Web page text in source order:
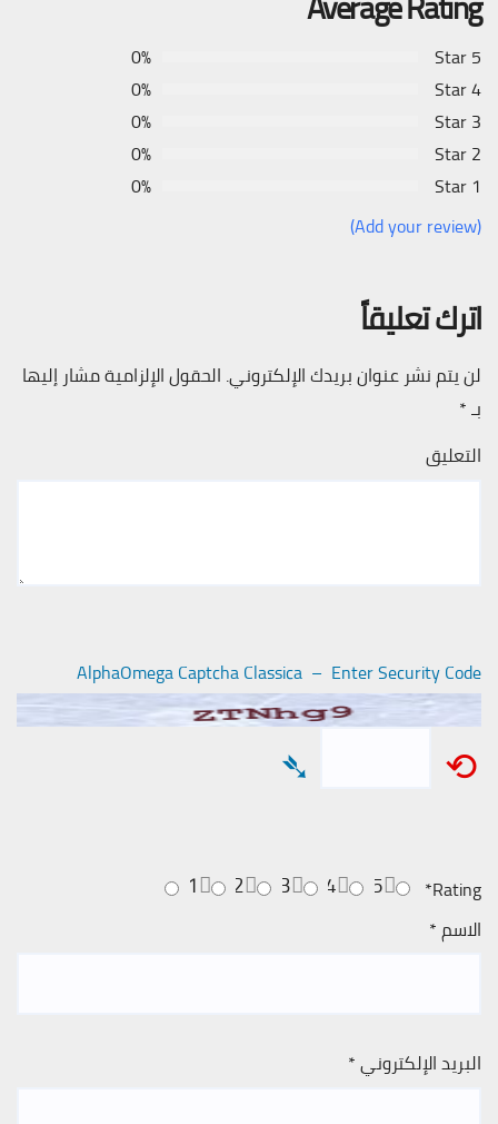
5 Star
0%
4 Star
0%
3 Star
0%
2 Star
0%
1 Star
0%
(Add your review)
اترك تعليقاً
لن يتم نشر عنوان بريدك الإلكتروني. الحقول الإلزامية مشار إليها
بـ*
التعليق
AlphaOmega Captcha Classica – Enter Security Code
⟲
➴
Rating
*
5
4
3
2
1
الاسم*
البريد الإلكتروني*